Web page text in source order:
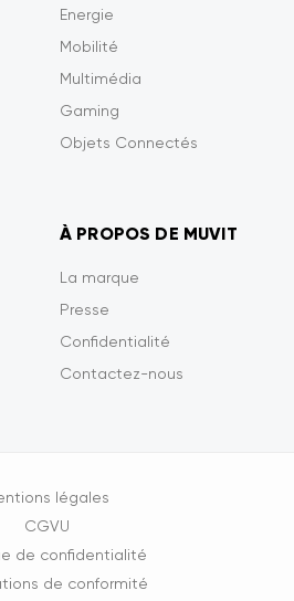
Energie
Mobilité
Multimédia
Gaming
Objets Connectés
À PROPOS DE MUVIT
La marque
Presse
Confidentialité
Contactez-nous
légales
CGVU
de confidentialité
de conformité